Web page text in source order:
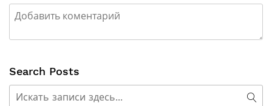
Search Posts